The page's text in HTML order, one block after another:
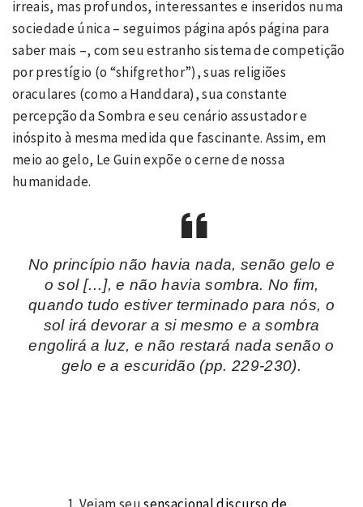
irreais, mas profundos, interessantes e inseridos numa
sociedade única – seguimos página após página para
saber mais –, com seu estranho sistema de competição
por prestígio (o “shifgrethor”), suas religiões
oraculares (como a Handdara), sua constante
percepção da Sombra e seu cenário assustador e
inóspito à mesma medida que fascinante. Assim, em
meio ao gelo, Le Guin expõe o cerne de nossa
humanidade.
No princípio não havia nada, senão gelo e
o sol […], e não havia sombra. No fim,
quando tudo estiver terminado para nós, o
sol irá devorar a si mesmo e a sombra
engolirá a luz, e não restará nada senão o
gelo e a escuridão (pp. 229-230).